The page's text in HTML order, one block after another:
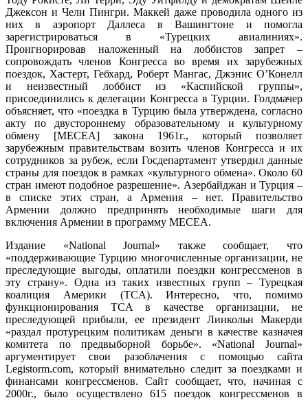
Джексон и Чели Пингри. Маккей даже проводила одного из
них в аэропорт Даллеса в Вашингтоне и помогла
зарегистрироваться в «Турецких авиалиниях».
Проигнорировав наложенный на лоббистов запрет –
сопровождать членов Конгресса во время их зарубежных
поездок, Хастерт, Гебхард, Роберт Мангас, Джэнис О’Конелл
и неизвестный лоббист из «Каспийской группы»,
присоединились к делегации Конгресса в Турции. Голдмачер
объясняет, что «поездка в Турцию была утверждена, согласно
акту по двустороннему образовательному и культурному
обмену [MECEA] закона 1961г., который позволяет
зарубежным правительствам возить членов Конгресса и их
сотрудников за рубеж, если Госдепартамент утвердил данные
страны для поездок в рамках «культурного обмена». Около 60
стран имеют подобное разрешение». Азербайджан и Турция –
в списке этих стран, а Армения – нет. Правительство
Армении должно предпринять необходимые шаги для
включения Армении в программу MECEA.
Издание «National Journal» также сообщает, что
«поддерживающие Турцию многочисленные организации, не
преследующие выгоды, оплатили поездки конгрессменов в
эту страну». Одна из таких известных групп – Турецкая
коалиция Америки (TCA). Интересно, что, помимо
функционирования TCA в качестве организации, не
преследующей прибыли, ее президент Линкольн Макерди
«раздал протурецким политикам деньги в качестве казначея
комитета по предвыборной борьбе». «National Journal»
аргументирует свои разоблачения с помощью сайта
Legistorm.com, который внимательно следит за поездками и
финансами конгрессменов. Сайт сообщает, что, начиная с
2000г., было осуществлено 615 поездок конгрессменов в